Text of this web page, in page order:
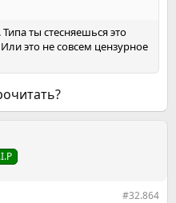
ты стесняешься это
это не совсем цензурное
#32.864